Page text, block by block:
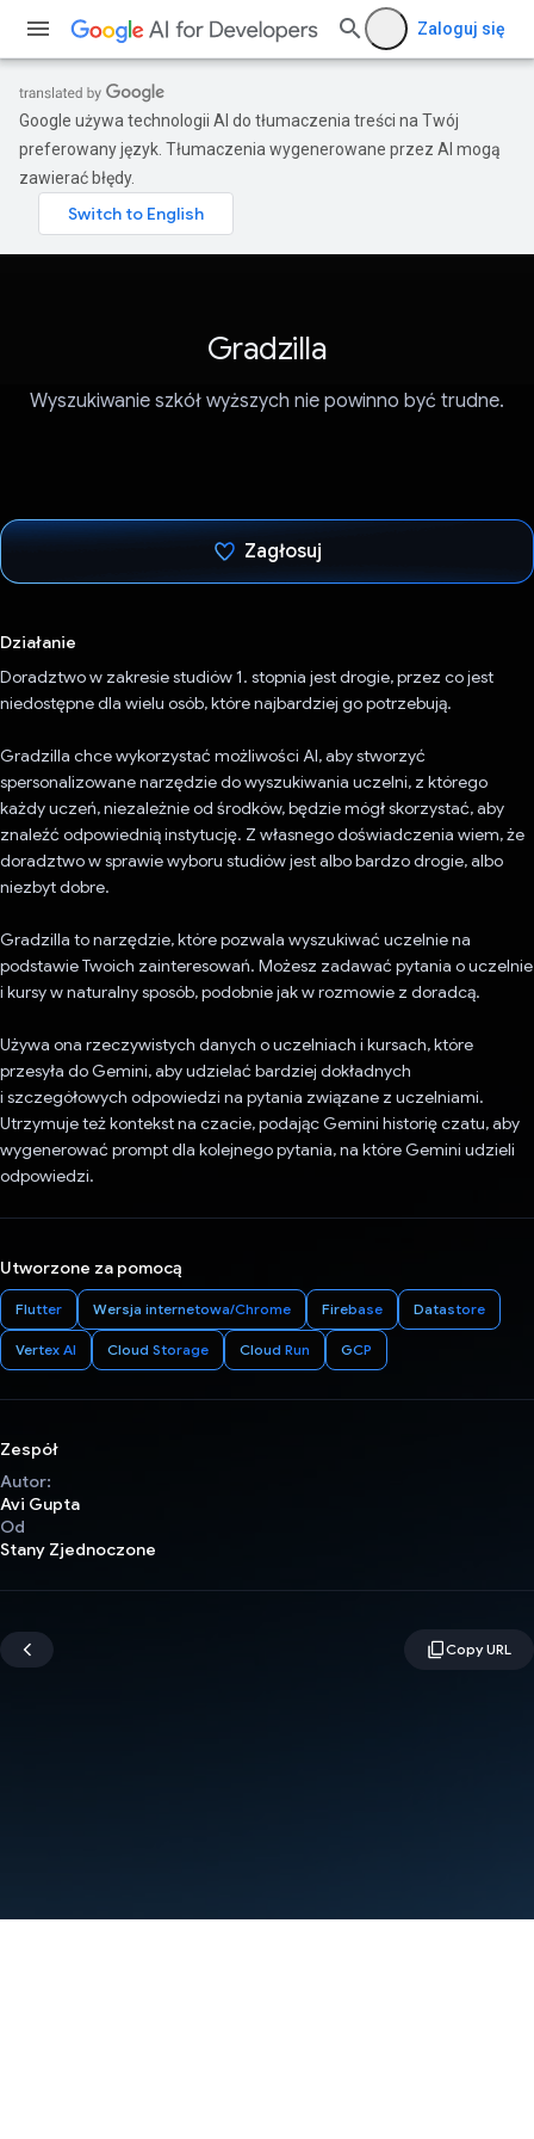
Zaloguj się
Google używa technologii AI do tłumaczenia treści na Twój
preferowany język. Tłumaczenia wygenerowane przez AI mogą
zawierać błędy.
Gradzilla
Wyszukiwanie szkół wyższych nie powinno być trudne.
Zagłosuj
Działanie
Doradztwo w zakresie studiów 1. stopnia jest drogie, przez co jest
niedostępne dla wielu osób, które najbardziej go potrzebują.
Gradzilla chce wykorzystać możliwości AI, aby stworzyć
spersonalizowane narzędzie do wyszukiwania uczelni, z którego
każdy uczeń, niezależnie od środków, będzie mógł skorzystać, aby
znaleźć odpowiednią instytucję. Z własnego doświadczenia wiem, że
doradztwo w sprawie wyboru studiów jest albo bardzo drogie, albo
niezbyt dobre.
Gradzilla to narzędzie, które pozwala wyszukiwać uczelnie na
podstawie Twoich zainteresowań. Możesz zadawać pytania o uczelnie
i kursy w naturalny sposób, podobnie jak w rozmowie z doradcą.
Używa ona rzeczywistych danych o uczelniach i kursach, które
przesyła do Gemini, aby udzielać bardziej dokładnych
i szczegółowych odpowiedzi na pytania związane z uczelniami.
Utrzymuje też kontekst na czacie, podając Gemini historię czatu, aby
wygenerować prompt dla kolejnego pytania, na które Gemini udzieli
odpowiedzi.
Utworzone za pomocą
Flutter Wersja internetowa/Chrome Firebase Datastore
Vertex AI Cloud Storage Cloud Run GCP
Zespół
Autor:
Avi Gupta
Od
Stany Zjednoczone